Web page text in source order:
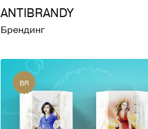
ANTIBRANDY
Брендинг
BR